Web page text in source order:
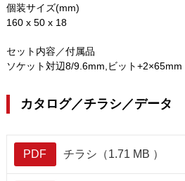
個装サイズ(mm)
160 x 50 x 18
セット内容／付属品
ソケット対辺8/9.6mm,ビット+2×65mm
カタログ／チラシ／データ
PDF チラシ（1.71 MB ）